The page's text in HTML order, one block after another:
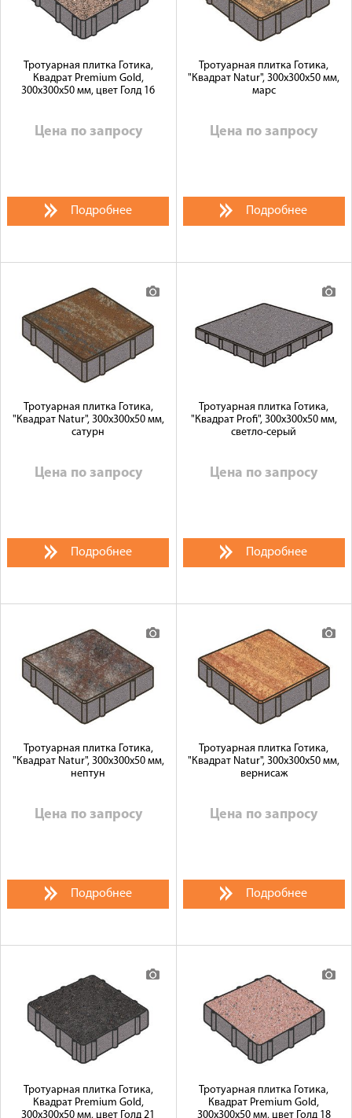
Тротуарная плитка Готика,
Квадрат Premium Gold,
300x300x50 мм, цвет Голд 16
Цена по запросу
Подробнее
Тротуарная плитка Готика,
"Квадрат Natur", 300x300x50 мм,
марс
Цена по запросу
Подробнее
Тротуарная плитка Готика,
"Квадрат Natur", 300x300x50 мм,
сатурн
Цена по запросу
Подробнее
Тротуарная плитка Готика,
"Квадрат Profi", 300x300x50 мм,
светло-серый
Цена по запросу
Подробнее
Тротуарная плитка Готика,
"Квадрат Natur", 300x300x50 мм,
нептун
Цена по запросу
Подробнее
Тротуарная плитка Готика,
"Квадрат Natur", 300x300x50 мм,
вернисаж
Цена по запросу
Подробнее
Тротуарная плитка Готика,
Квадрат Premium Gold,
300x300x50 мм, цвет Голд 21
Тротуарная плитка Готика,
Квадрат Premium Gold,
300x300x50 мм, цвет Голд 18